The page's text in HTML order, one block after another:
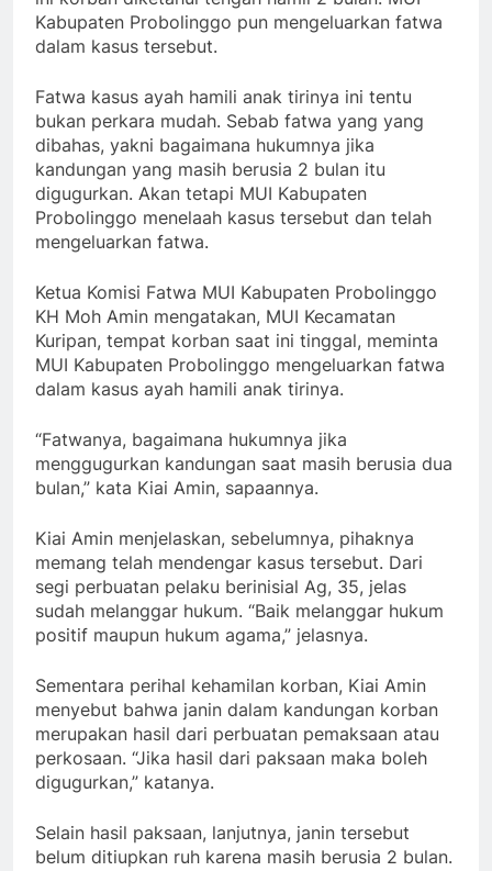
Kabupaten Probolinggo pun mengeluarkan fatwa
dalam kasus tersebut.
Fatwa kasus ayah hamili anak tirinya ini tentu
bukan perkara mudah. Sebab fatwa yang yang
dibahas, yakni bagaimana hukumnya jika
kandungan yang masih berusia 2 bulan itu
digugurkan. Akan tetapi MUI Kabupaten
Probolinggo menelaah kasus tersebut dan telah
mengeluarkan fatwa.
Ketua Komisi Fatwa MUI Kabupaten Probolinggo
KH Moh Amin mengatakan, MUI Kecamatan
Kuripan, tempat korban saat ini tinggal, meminta
MUI Kabupaten Probolinggo mengeluarkan fatwa
dalam kasus ayah hamili anak tirinya.
“Fatwanya, bagaimana hukumnya jika
menggugurkan kandungan saat masih berusia dua
bulan,” kata Kiai Amin, sapaannya.
Kiai Amin menjelaskan, sebelumnya, pihaknya
memang telah mendengar kasus tersebut. Dari
segi perbuatan pelaku berinisial Ag, 35, jelas
sudah melanggar hukum. “Baik melanggar hukum
positif maupun hukum agama,” jelasnya.
Sementara perihal kehamilan korban, Kiai Amin
menyebut bahwa janin dalam kandungan korban
merupakan hasil dari perbuatan pemaksaan atau
perkosaan. “Jika hasil dari paksaan maka boleh
digugurkan,” katanya.
Selain hasil paksaan, lanjutnya, janin tersebut
belum ditiupkan ruh karena masih berusia 2 bulan.